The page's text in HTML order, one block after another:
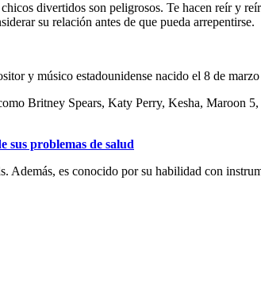
divertidos son peligrosos. Te hacen reír y
su relación antes de que pueda arrepentirse.
y músico estadounidense nacido el 8 de
Britney Spears, Katy Perry, Kesha, Maroon
sus problemas de salud
es conocido por su habilidad con